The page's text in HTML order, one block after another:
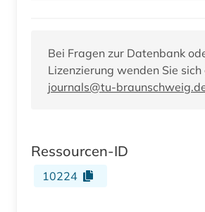
Bei Fragen zur Datenbank
Lizenzierung wenden Sie
journals@tu-
Ressourcen-ID
10224